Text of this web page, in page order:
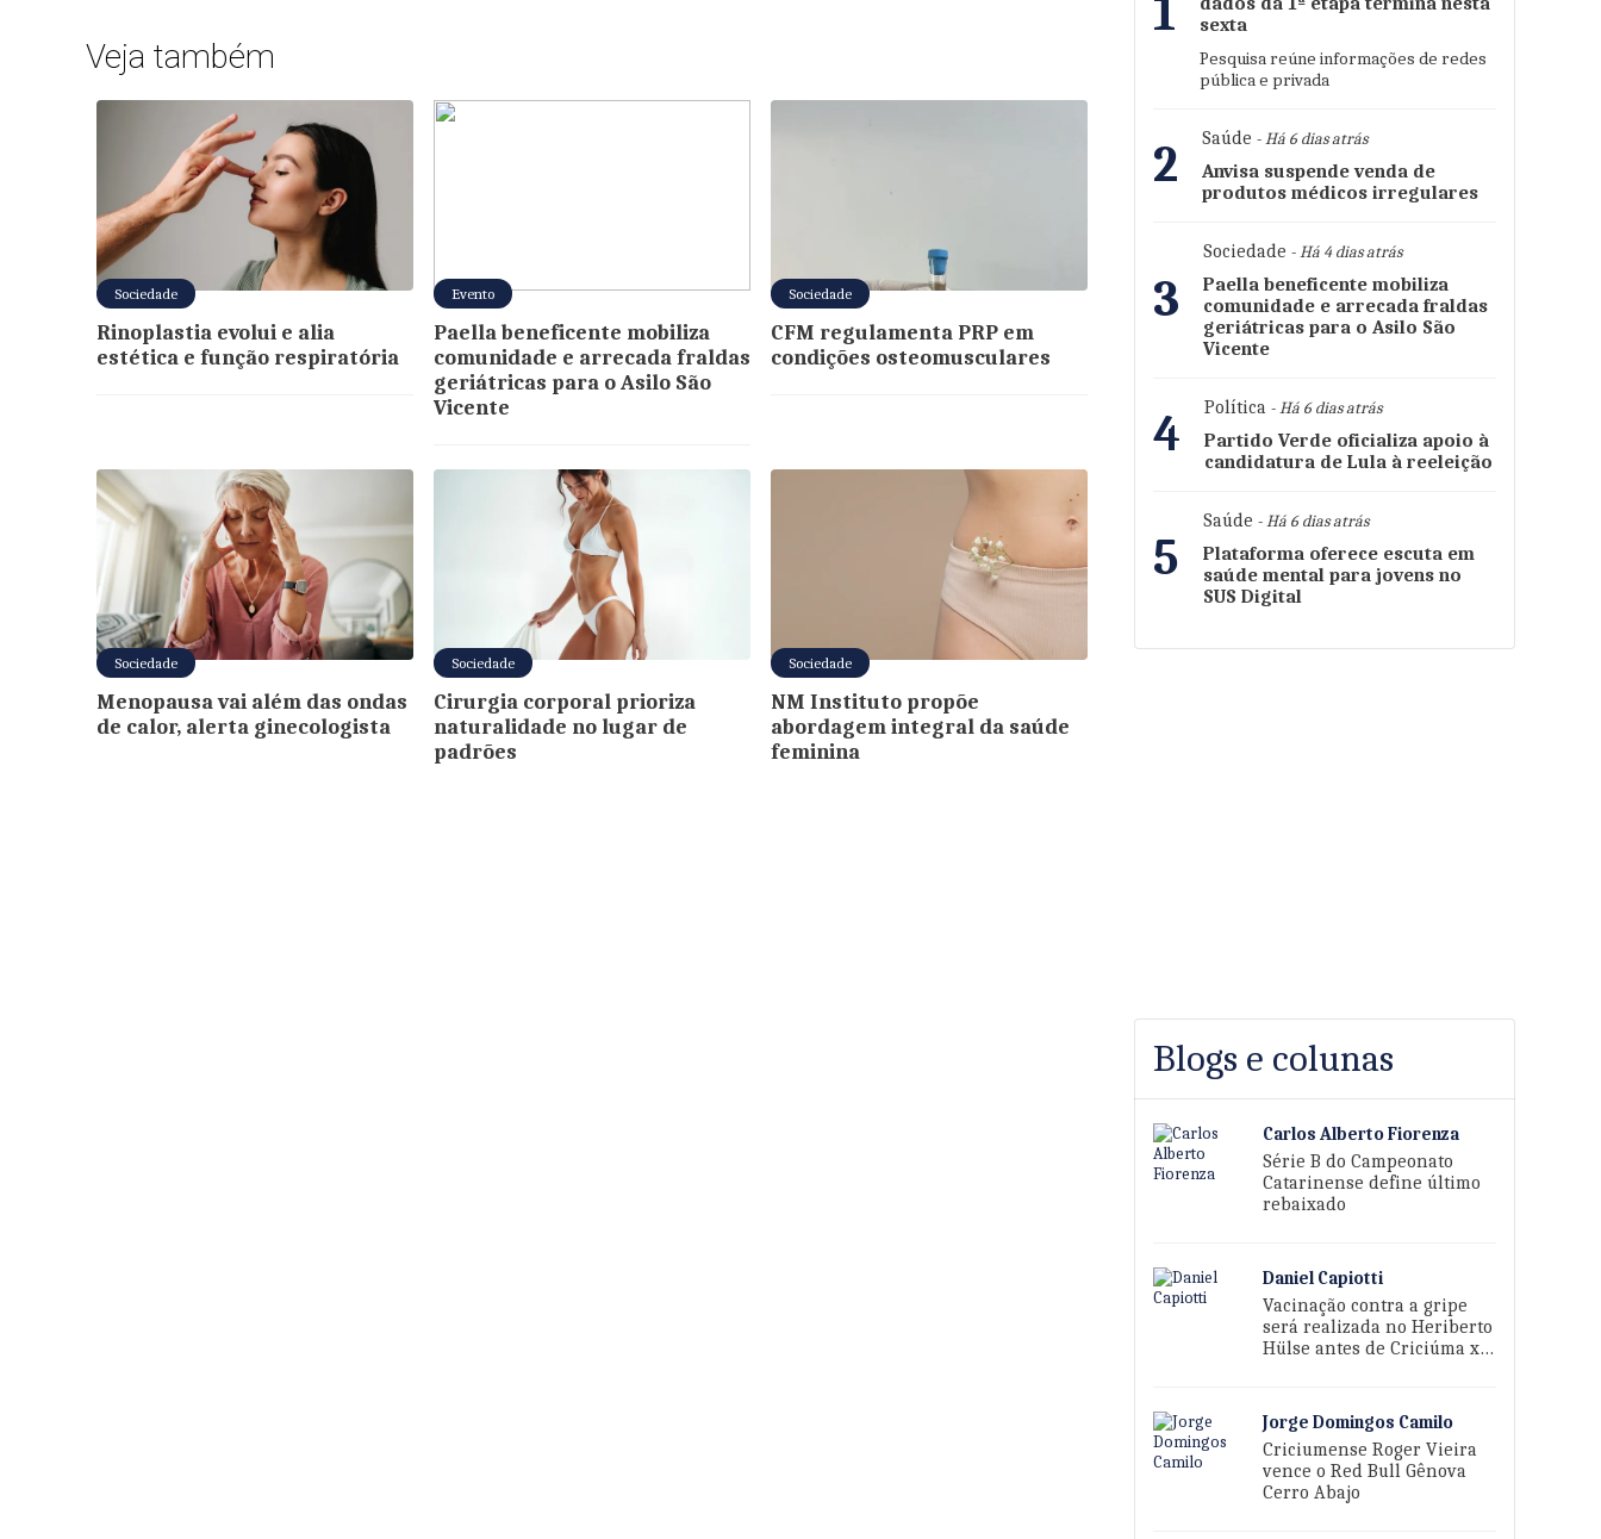
Veja também
Sociedade
Rinoplastia evolui e alia
estética e função respiratória
Evento
Paella beneficente mobiliza
comunidade e arrecada fraldas
geriátricas para o Asilo São
Vicente
Sociedade
CFM regulamenta PRP em
condições osteomusculares
Sociedade
Menopausa vai além das ondas
de calor, alerta ginecologista
Sociedade
Cirurgia corporal prioriza
naturalidade no lugar de
padrões
Sociedade
NM Instituto propõe
abordagem integral da saúde
feminina
1
sexta
Pesquisa reúne informações de redes
pública e privada
2 Saúde - Há 6 dias atrás
Anvisa suspende venda de
produtos médicos irregulares
3
Sociedade - Há 4 dias atrás
Paella beneficente mobiliza
comunidade e arrecada fraldas
geriátricas para o Asilo São
Vicente
4 Política - Há 6 dias atrás
Partido Verde oficializa apoio à
candidatura de Lula à reeleição
5
Saúde - Há 6 dias atrás
Plataforma oferece escuta em
saúde mental para jovens no
SUS Digital
Blogs e colunas
Carlos Alberto Fiorenza
Série B do Campeonato
Catarinense define último
rebaixado
Daniel Capiotti
Vacinação contra a gripe
será realizada no Heriberto
Hülse antes de Criciúma x
Jorge Domingos Camilo
Criciumense Roger Vieira
vence o Red Bull Gênova
Cerro Abajo